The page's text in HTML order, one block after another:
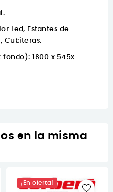
Led, Estantes de
Cubiteras.
fondo): 1800 x 545x
en la misma
¡En oferta!